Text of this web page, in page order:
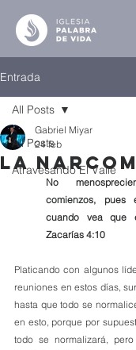
Entrada
All Posts
Atravesando El Valle
All Posts
La
Gabriel Miyar
24 feb
No
comienzos, pues
cuando vea que
Zacarías 4:10
Platicando con algunos
reuniones en estos días,
hasta que todo se
en esto, porque por
todo se normalizará,